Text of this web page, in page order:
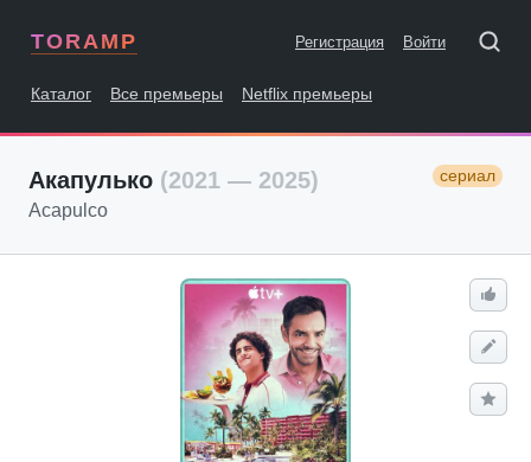
TORAMP Регистрация Войти
Каталог Все премьеры Netflix премьеры
Акапулько (2021 — 2025) сериал
Acapulco